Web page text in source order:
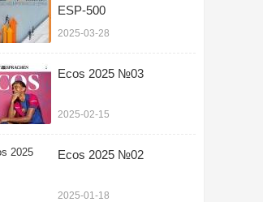
ESP-500
2025-03-28
Ecos 2025 №03
2025-02-15
Ecos 2025 №02
2025-01-18